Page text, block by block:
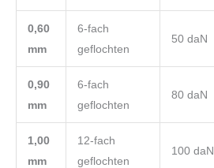
0,60
mm
6-fach
geflochten
50 daN
0,90
mm
6-fach
geflochten
80 daN
1,00
mm
12-fach
geflochten
100 daN